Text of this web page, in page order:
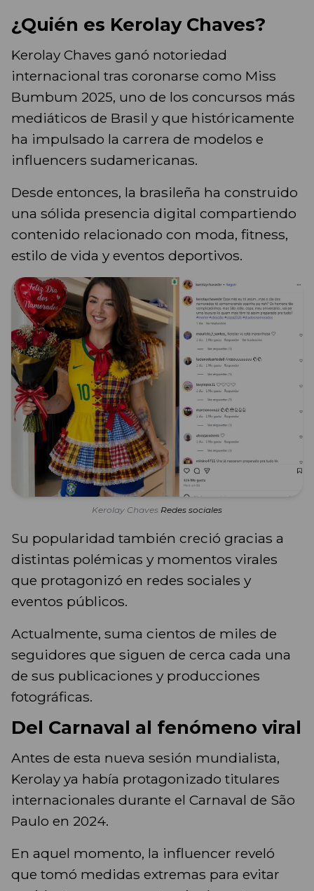
¿Quién es Kerolay Chaves?
Kerolay Chaves ganó notoriedad
internacional tras coronarse como Miss
Bumbum 2025, uno de los concursos más
mediáticos de Brasil y que históricamente
ha impulsado la carrera de modelos e
influencers sudamericanas.
Desde entonces, la brasileña ha construido
una sólida presencia digital compartiendo
contenido relacionado con moda, fitness,
estilo de vida y eventos deportivos.
Kerolay Chaves Redes sociales
Su popularidad también creció gracias a
distintas polémicas y momentos virales
que protagonizó en redes sociales y
eventos públicos.
Actualmente, suma cientos de miles de
seguidores que siguen de cerca cada una
de sus publicaciones y producciones
fotográficas.
Del Carnaval al fenómeno viral
Antes de esta nueva sesión mundialista,
Kerolay ya había protagonizado titulares
internacionales durante el Carnaval de São
Paulo en 2024.
En aquel momento, la influencer reveló
que tomó medidas extremas para evitar